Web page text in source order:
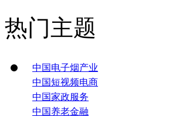
热门主题
中国电子烟产业
中国短视频电商
中国家政服务
中国养老金融